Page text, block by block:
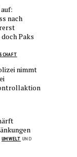
nach
Paks
nimmt
UMWELT UND